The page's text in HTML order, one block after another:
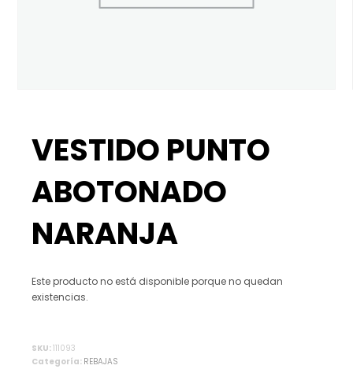
VESTIDO PUNTO
ABOTONADO
NARANJA
Este producto no está disponible porque no quedan
existencias.
SKU:111093
Categoría: REBAJAS